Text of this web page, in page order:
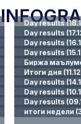
Day results
Day results
Day results
Day results
Биржа
Итоги дня
Day results
Day results
Day results
итоги недели